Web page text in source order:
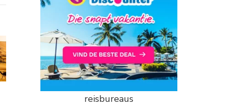
reisbureaus